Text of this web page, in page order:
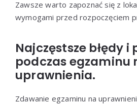
Zawsze warto zapoznać się z
wymogami przed rozpoczęciem
Najczęstsze błędy i
podczas egzaminu
uprawnienia.
Zdawanie egzaminu na